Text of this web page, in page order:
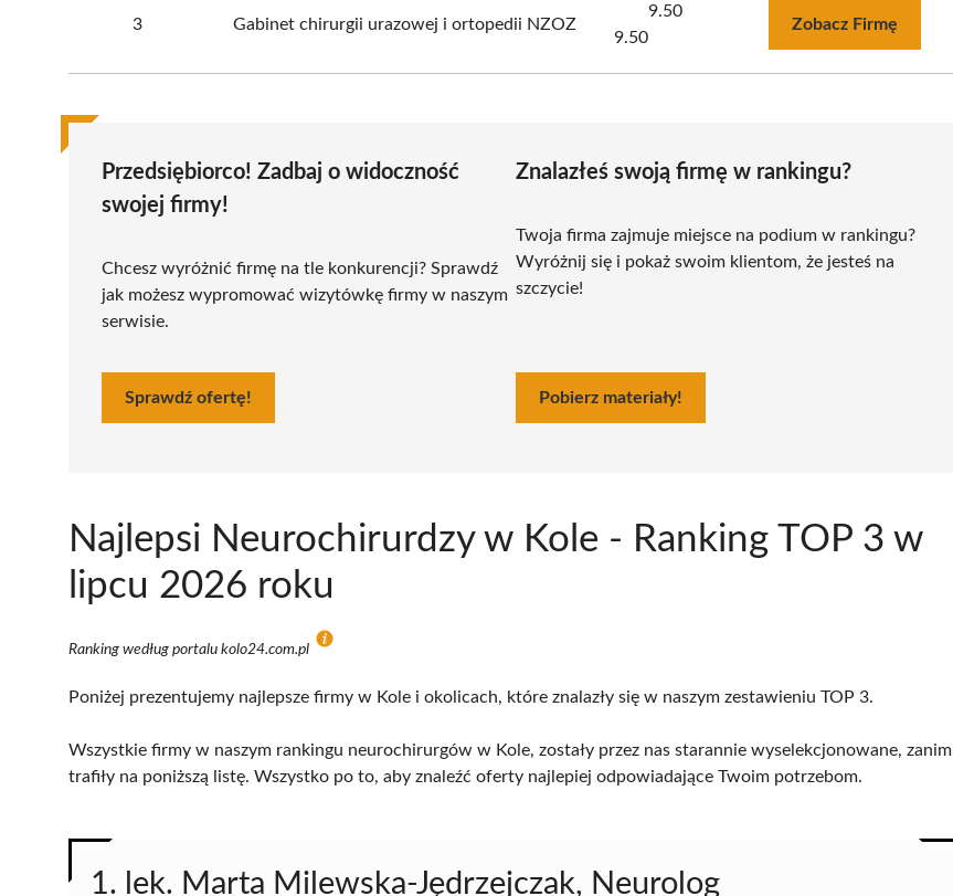
3 Gabinet chirurgii urazowej i ortopedii NZOZ
9.50
9.50
Zobacz Firmę
Przedsiębiorco! Zadbaj o widoczność
swojej firmy!
Chcesz wyróżnić firmę na tle konkurencji? Sprawdź
jak możesz wypromować wizytówkę firmy w naszym
serwisie.
Sprawdź ofertę!
Znalazłeś swoją firmę w rankingu?
Twoja firma zajmuje miejsce na podium w rankingu?
Wyróżnij się i pokaż swoim klientom, że jesteś na
szczycie!
Pobierz materiały!
Najlepsi Neurochirurdzy w Kole - Ranking TOP 3 w
lipcu 2026 roku
Ranking według portalu kolo24.com.pl
Poniżej prezentujemy najlepsze firmy w Kole i okolicach, które znalazły się w naszym zestawieniu TOP 3.
Wszystkie firmy w naszym rankingu neurochirurgów w Kole, zostały przez nas starannie wyselekcjonowane, zanim
trafiły na poniższą listę. Wszystko po to, aby znaleźć oferty najlepiej odpowiadające Twoim potrzebom.
1. lek. Marta Milewska-Jędrzejczak, Neurolog